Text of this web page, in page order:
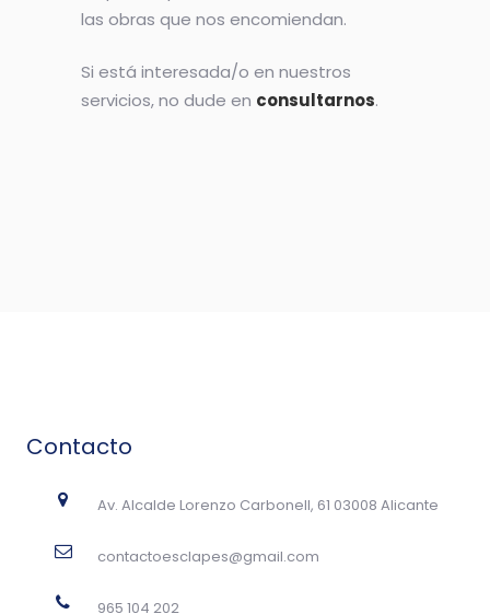
las obras que nos encomiendan.
Si está interesada/o en nuestros
servicios, no dude en consultarnos.
Contacto
Av. Alcalde Lorenzo Carbonell, 61 03008 Alicante
contactoesclapes@gmail.com
965 104 202